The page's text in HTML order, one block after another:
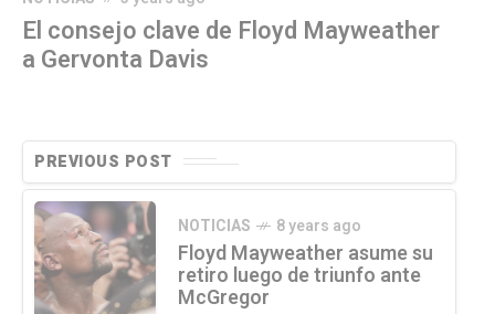
El consejo clave de Floyd Mayweather
a Gervonta Davis
PREVIOUS POST
NOTICIAS 8 years ago
Floyd Mayweather asume su
retiro luego de triunfo ante
McGregor